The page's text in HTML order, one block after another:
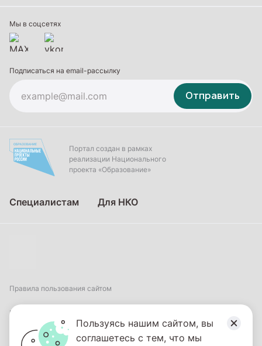
Дополнительное образование
Мы в соцсетях
Подписаться на email-рассылку
Отправить
Портал создан в рамках
реализации Национального
проекта «Образование»
Специалистам Для НКО
Правила пользования сайтом
Пользовательское соглашение
Политика обработки персональных данных
Пользуясь нашим сайтом, вы
соглашетесь с тем, что мы